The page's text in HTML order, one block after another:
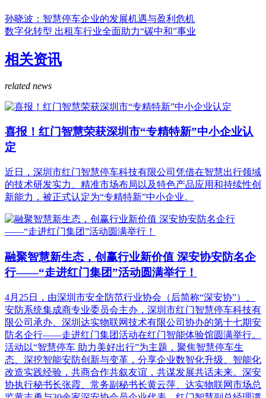
孙晓波：智慧停车企业的发展机遇与盈利危机
数字化转型 出租车行业全面助力“碳中和”事业
相关资讯
related news
喜报！红门智慧荣获深圳市“专精特新”中小企业认
定
近日，深圳市红门智慧停车科技有限公司凭借在智慧出行领域
的技术研发实力、精准市场布局以及特色产品应用和持续性创
新能力，被正式认定为“专精特新”中小企业。
融聚智慧新生态，创赢行业新价值 深安协安防名企
行——“走进红门集团”活动圆满举行！
4月25日，由深圳市安全防范行业协会（后简称“深安协”）、
安防系统集成商专业委员会主办，深圳市红门智慧停车科技有
限公司承办、深圳达实物联网技术有限公司协办的第十七期安
防名企行——走进红门集团活动在红门智能体验馆圆满举行。
活动以“智慧停车 助力美好出行”为主题，聚焦智慧停车生
态、深挖智能安防创新与变革，分享企业数智化升级、智能化
改造实践经验，共商合作共叙友谊，共谋发展共话未来。深安
协执行秘书长张霞、常务副秘书长黄云萍、达实物联网市场总